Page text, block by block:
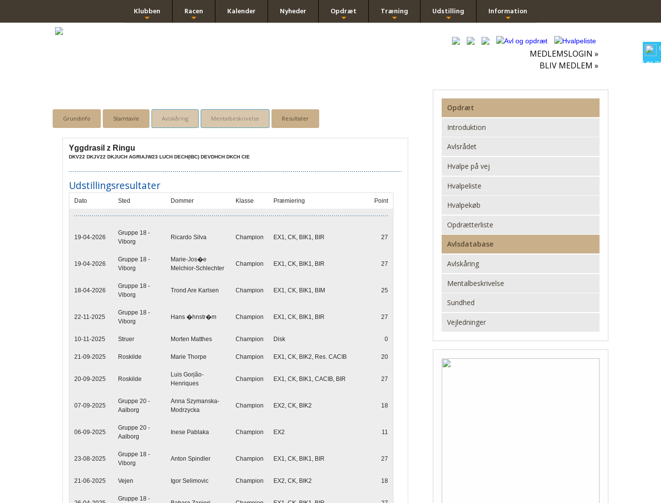
Læs
Klubben Racen Kalender Nyheder Opdræt Træning Udstilling Information
MEDLEMSLOGIN »
BLIV MEDLEM »
Grundinfo Stamtavle Avlskåring Mentalbeskrivelse Resultater
Yggdrasil z Ringu
DKV22 DKJV22 DKJUCH AGRIAJW23 LUCH DECH(IBC) DEVDHCH DKCH CIE
Udstillingsresultater
Dato Sted Dommer Klasse Præmiering Point
19-04-2026
Gruppe 18 -
Viborg
Ricardo Silva Champion EX1, CK, BIK1, BIR 27
19-04-2026
Gruppe 18 -
Viborg
Marie-Jos�e
Melchior-Schlechter
Champion EX1, CK, BIK1, BIR 27
18-04-2026
Gruppe 18 -
Viborg
Trond Are Karlsen Champion EX1, CK, BIK1, BIM 25
22-11-2025
Gruppe 18 -
Viborg
Hans �hnstr�m Champion EX1, CK, BIK1, BIR 27
10-11-2025 Struer Morten Matthes Champion Disk 0
21-09-2025 Roskilde Marie Thorpe Champion EX1, CK, BIK2, Res. CACIB 20
20-09-2025 Roskilde
Luis Gorjão-
Henriques
Champion EX1, CK, BIK1, CACIB, BIR 27
07-09-2025
Gruppe 20 -
Aalborg
Anna Szymanska-
Modrzycka
Champion EX2, CK, BIK2 18
06-09-2025
Gruppe 20 -
Aalborg
Inese Pablaka Champion EX2 11
23-08-2025
Gruppe 18 -
Viborg
Anton Spindler Champion EX1, CK, BIK1, BIR 27
21-06-2025 Vejen Igor Selimovic Champion EX2, CK, BIK2 18
Gruppe 18 -
Opdræt
Introduktion
Avlsrådet
Hvalpe på vej
Hvalpeliste
Hvalpekøb
Opdrætterliste
Avlsdatabase
Avlskåring
Mentalbeskrivelse
Sundhed
Vejledninger